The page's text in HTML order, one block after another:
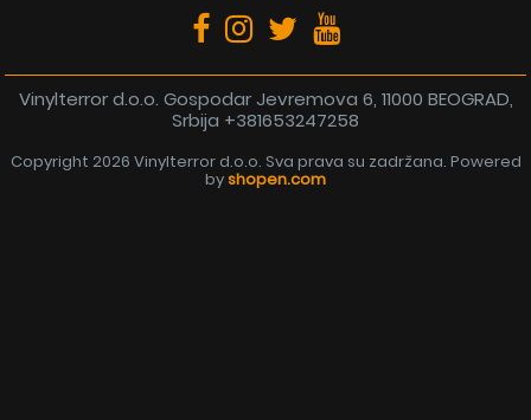
Vinylterror d.o.o. Gospodar Jevremova 6, 11000 BEOGRAD,
Srbija +381653247258
Copyright 2026 Vinylterror d.o.o. Sva prava su zadržana. Powered
byshopen.com